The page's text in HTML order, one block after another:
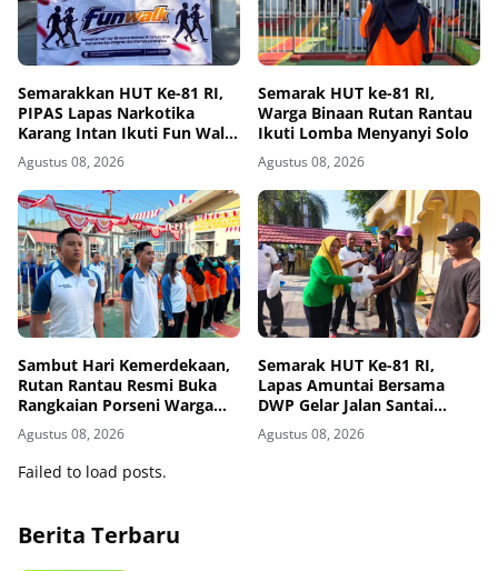
Semarakkan HUT Ke-81 RI,
PIPAS Lapas Narkotika
Karang Intan Ikuti Fun Walk
Kemenimipas Kalsel
Agustus 08, 2026
Semarak HUT ke-81 RI,
Warga Binaan Rutan Rantau
Ikuti Lomba Menyanyi Solo
Agustus 08, 2026
Sambut Hari Kemerdekaan,
Rutan Rantau Resmi Buka
Rangkaian Porseni Warga
Binaan
Agustus 08, 2026
Semarak HUT Ke-81 RI,
Lapas Amuntai Bersama
DWP Gelar Jalan Santai
Hingga Baksos
Agustus 08, 2026
Failed to load posts.
Berita Terbaru